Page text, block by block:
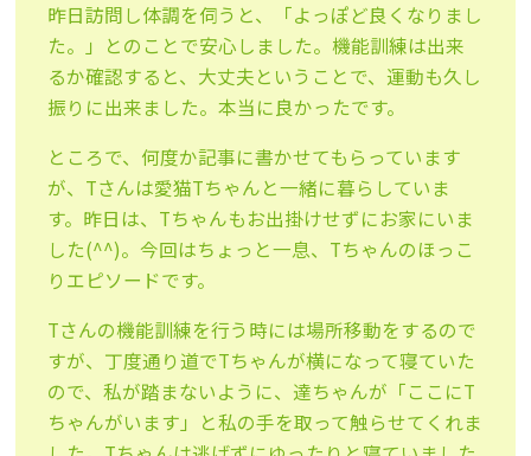
昨日訪問し体調を伺うと、「よっぽど良くなりまし
た。」とのことで安心しました。機能訓練は出来
るか確認すると、大丈夫ということで、運動も久し
振りに出来ました。本当に良かったです。
ところで、何度か記事に書かせてもらっています
が、Tさんは愛猫Tちゃんと一緒に暮らしていま
す。昨日は、Tちゃんもお出掛けせずにお家にいま
した(^^)。今回はちょっと一息、Tちゃんのほっこ
りエピソードです。
Tさんの機能訓練を行う時には場所移動をするので
すが、丁度通り道でTちゃんが横になって寝ていた
ので、私が踏まないように、達ちゃんが「ここにT
ちゃんがいます」と私の手を取って触らせてくれま